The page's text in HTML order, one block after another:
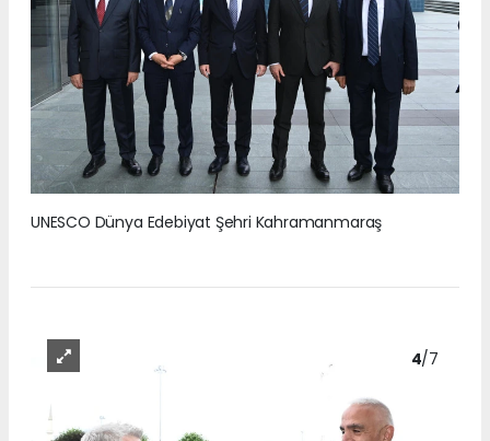
UNESCO Dünya Edebiyat Şehri Kahramanmaraş
4/7